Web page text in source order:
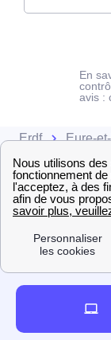
En
avis :
Erdf Eure-